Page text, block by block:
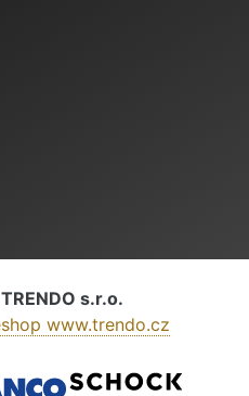
TRENDO s.r.o.
www.trendo.cz